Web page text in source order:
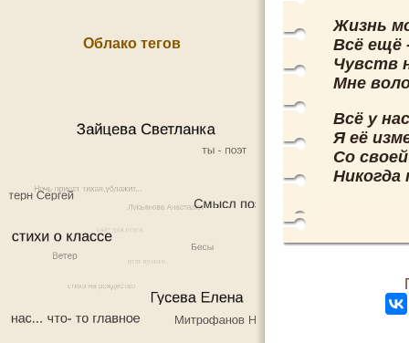
Облако тегов
Жизнь
Всё ещё
Чувств
Мне
Всё у
Я её
Со
Никогда